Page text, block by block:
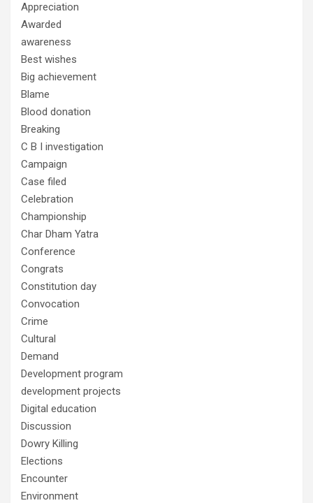
Appreciation
Awarded
awareness
Best wishes
Big achievement
Blame
Blood donation
Breaking
C B I investigation
Campaign
Case filed
Celebration
Championship
Char Dham Yatra
Conference
Congrats
Constitution day
Convocation
Crime
Cultural
Demand
Development program
development projects
Digital education
Discussion
Dowry Killing
Elections
Encounter
Environment